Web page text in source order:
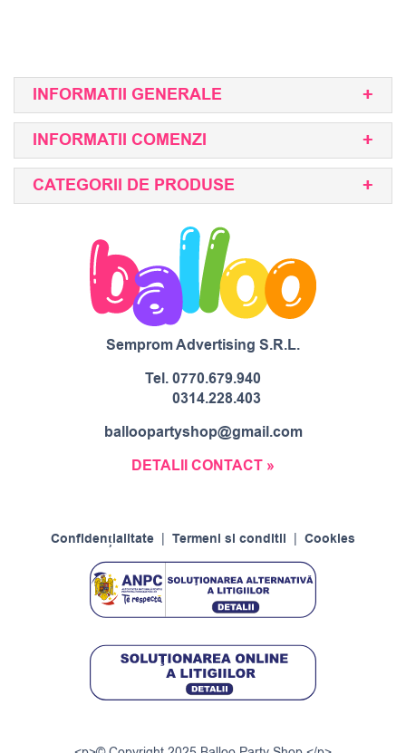
INFORMATII GENERALE
INFORMATII COMENZI
CATEGORII DE PRODUSE
Semprom Advertising S.R.L.
Tel.0770.679.940
0314.228.403
balloopartyshop@gmail.com
DETALII CONTACT »
Confidențialitate | Termeni si conditii | Cookies